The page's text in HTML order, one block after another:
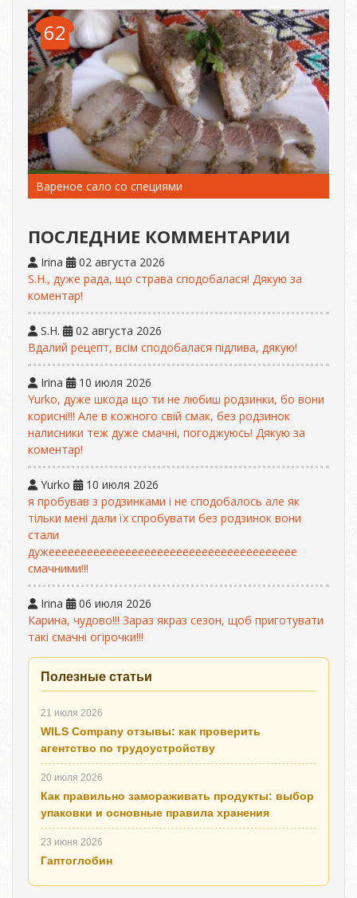
62
Вареное сало со специями
ПОСЛЕДНИЕ КОММЕНТАРИИ
Irina
02 августа 2026
S.H., дуже рада, що страва сподобалася! Дякую за
коментар!
S.H.
02 августа 2026
Вдалий рецепт, всім сподобалася підлива, дякую!
Irina
10 июля 2026
Yurko, дуже шкода що ти не любиш родзинки, бо вони
корисні!!! Але в кожного свій смак, без родзинок
налисники теж дуже смачні, погоджуюсь! Дякую за
коментар!
Yurko
10 июля 2026
я пробував з родзинками і не сподобалось але як
тільки мені дали їх спробувати без родзинок вони
стали
дужеееееееееееееееееееееееееееееееееееееее
смачними!!!
Irina
06 июля 2026
Карина, чудово!!! Зараз якраз сезон, щоб приготувати
такі смачні огірочки!!!
Полезные статьи
21 июля 2026
WILS Company отзывы: как проверить
агентство по трудоустройству
20 июля 2026
Как правильно замораживать продукты: выбор
упаковки и основные правила хранения
23 июня 2026
Гаптоглобин